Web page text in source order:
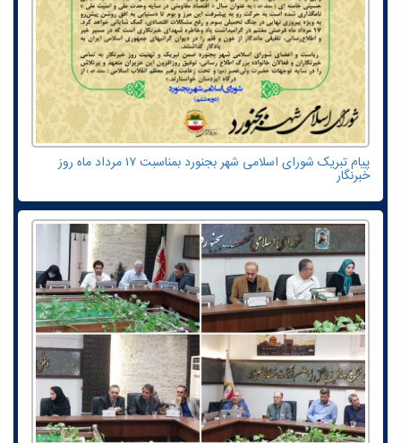
پیام تبریک شورای اسلامی شهر بجنورد بمناسبت ۱۷ مرداد ماه روز
خبرنگار